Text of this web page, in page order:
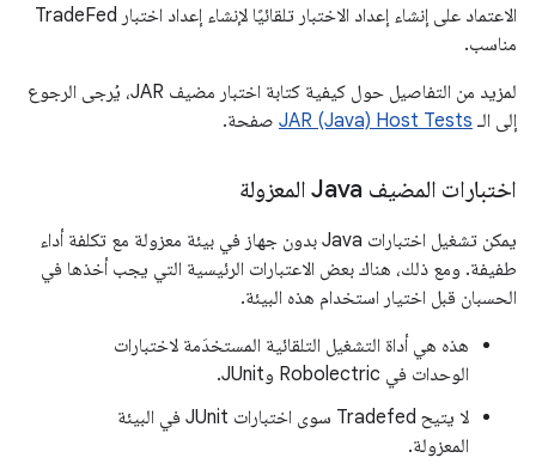
الاعتماد على إنشاء إعداد الاختبار تلقائيًا لإنشاء إعداد اختبار TradeFed
مناسب.
لمزيد من التفاصيل حول كيفية كتابة اختبار مضيف JAR، يُرجى الرجوع
إلى الـ JAR (Java) Host Tests صفحة.
اختبارات المضيف Java المعزولة
يمكن تشغيل اختبارات Java بدون جهاز في بيئة معزولة مع تكلفة أداء
طفيفة. ومع ذلك، هناك بعض الاعتبارات الرئيسية التي يجب أخذها في
الحسبان قبل اختيار استخدام هذه البيئة.
هذه هي أداة التشغيل التلقائية المستخدَمة لاختبارات
الوحدات في Robolectric وJUnit.
لا يتيح Tradefed سوى اختبارات JUnit في البيئة
المعزولة.